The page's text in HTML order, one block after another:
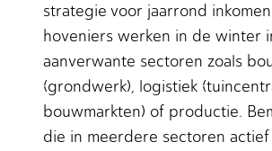
strategie voor jaarrond
hoveniers werken in de winter
aanverwante sectoren zoals
(grondwerk), logistiek
bouwmarkten) of productie.
die in meerdere sectoren actief